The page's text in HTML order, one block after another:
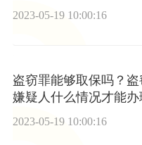
2023-05-19 10:00:16
盗窃罪能够取保吗？
嫌疑人什么情况才能办
审？
2023-05-19 10:00:16